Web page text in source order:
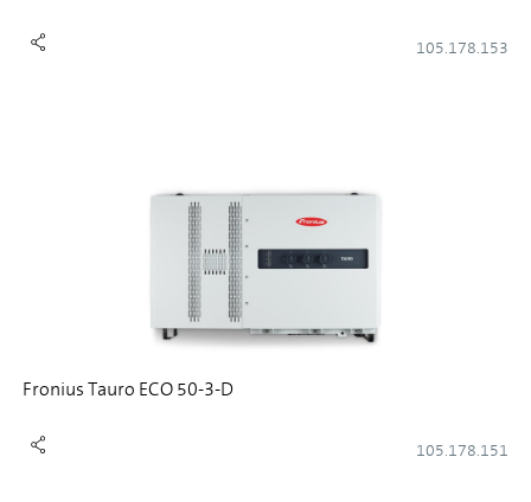
105.178.153
Fronius Tauro ECO 50-3-D
105.178.151